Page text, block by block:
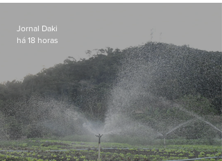
Jornal Daki
há 18 horas